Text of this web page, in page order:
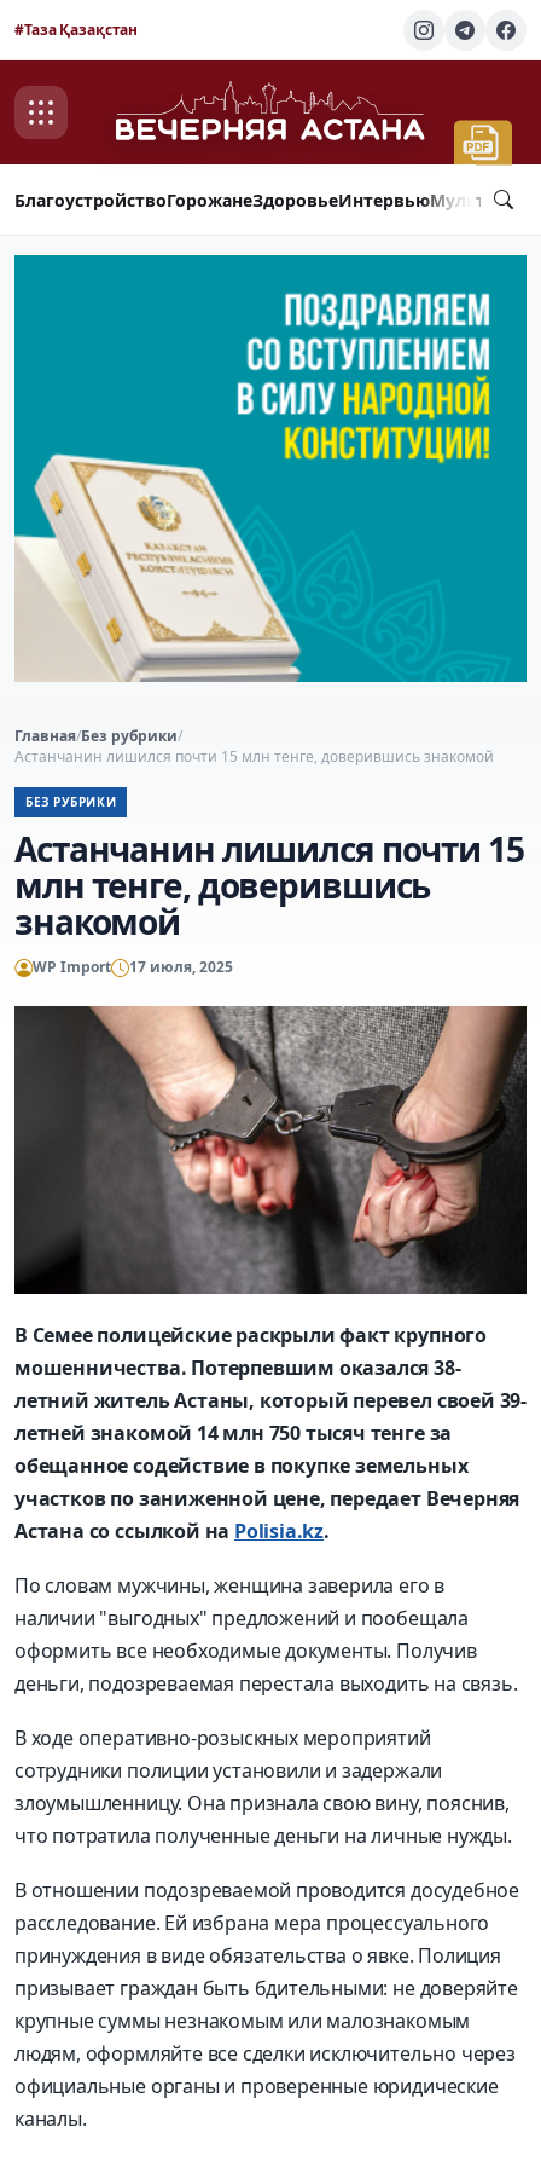
#Таза Қазақстан
БлагоустройствоГорожанеЗдоровьеИнтервью
Главная/Без рубрики/
Астанчанин лишился почти 15 млн тенге, доверившись знакомой
БЕЗ РУБРИКИ
Астанчанин лишился почти 15
млн тенге, доверившись
знакомой
WP Import 17 июля, 2025
В Семее полицейские раскрыли факт крупного
мошенничества. Потерпевшим оказался 38-
летний житель Астаны, который перевел своей 39-
летней знакомой 14 млн 750 тысяч тенге за
обещанное содействие в покупке земельных
участков по заниженной цене, передает Вечерняя
Астана со ссылкой на Polisia.kz.
По словам мужчины, женщина заверила его в
наличии "выгодных" предложений и пообещала
оформить все необходимые документы. Получив
деньги, подозреваемая перестала выходить на связь.
В ходе оперативно-розыскных мероприятий
сотрудники полиции установили и задержали
злоумышленницу. Она признала свою вину, пояснив,
что потратила полученные деньги на личные нужды.
В отношении подозреваемой проводится досудебное
расследование. Ей избрана мера процессуального
принуждения в виде обязательства о явке. Полиция
призывает граждан быть бдительными: не доверяйте
крупные суммы незнакомым или малознакомым
людям, оформляйте все сделки исключительно через
официальные органы и проверенные юридические
каналы.